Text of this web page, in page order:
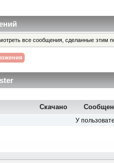
все сообщения, сделанные этим
Скачано
У